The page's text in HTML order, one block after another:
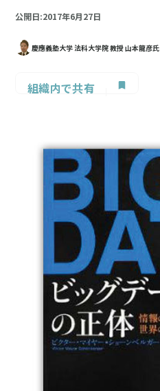
公開日:2017年6月27日
慶應義塾大学 法科大学院 教授 山本龍彦氏
組織内で共有